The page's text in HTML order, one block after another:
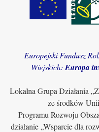
Europejski Fundusz
Wiejskich: Europa
Lokalna Grupa Działania
ze środków
Programu Rozwoju
działanie „Wsparcie dla